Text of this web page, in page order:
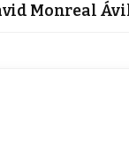
Monreal